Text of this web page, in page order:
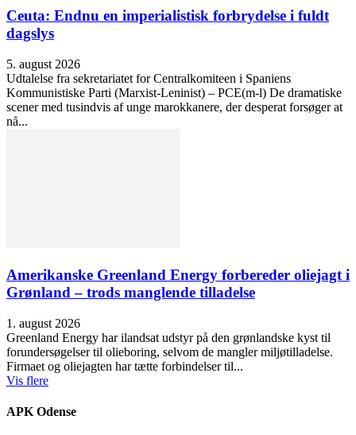
Ceuta: Endnu en imperialistisk forbrydelse i fuldt
dagslys
5. august 2026
Udtalelse fra sekretariatet for Centralkomiteen i Spaniens
Kommunistiske Parti (Marxist-Leninist) – PCE(m-l) De dramatiske
scener med tusindvis af unge marokkanere, der desperat forsøger at
nå...
Amerikanske Greenland Energy forbereder oliejagt i
Grønland – trods manglende tilladelse
1. august 2026
Greenland Energy har ilandsat udstyr på den grønlandske kyst til
forundersøgelser til olieboring, selvom de mangler miljøtilladelse.
Firmaet og oliejagten har tætte forbindelser til...
Vis flere
APK Odense